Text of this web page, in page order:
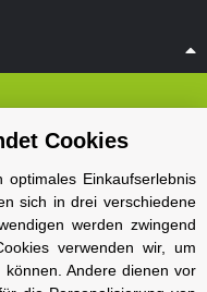
Cookies
Einkaufserlebnis
sich in drei verschiedene
werden zwingend
verwenden wir, um
Andere dienen vor